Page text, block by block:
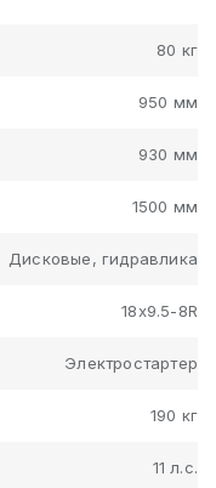
80 кг
950 мм
930 мм
1500 мм
Дисковые, гидравлика
18х9.5-8R
Электростартер
190 кг
11 л.с.